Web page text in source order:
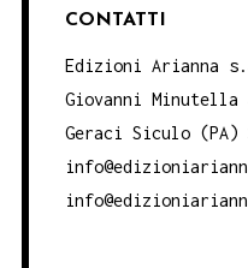
CONTATTI
Edizioni Arianna
Giovanni
Geraci Siculo